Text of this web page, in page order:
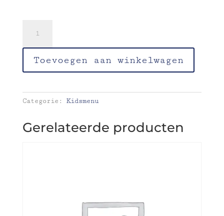
aantal
Toevoegen aan winkelwagen
Categorie: Kidsmenu
Gerelateerde producten